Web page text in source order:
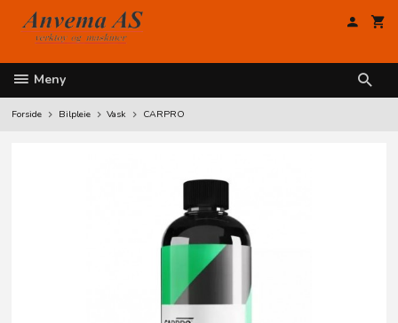
innholdet
Meny
Forside Bilpleie Vask CARPRO